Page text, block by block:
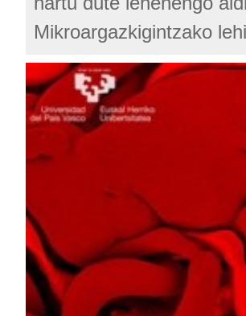
Mikroargazkigintzako